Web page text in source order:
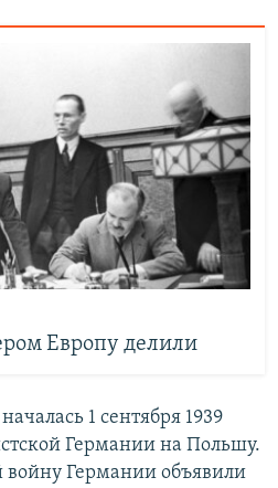
Европу делили
1 сентября 1939
Германии на Польшу.
войну Германии объявили